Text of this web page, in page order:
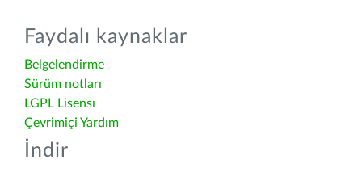
Faydalı kaynaklar
Belgelendirme
Sürüm notları
LGPL Lisensı
Çevrimiçi Yardım
İndir